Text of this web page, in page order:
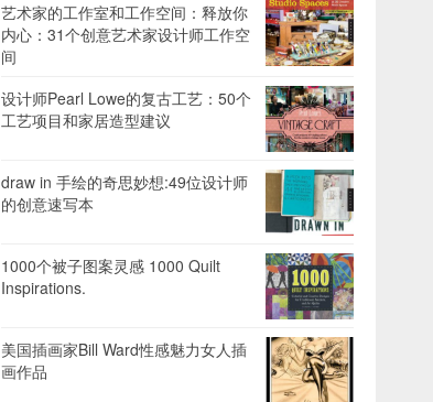
艺术家的工作室和工作空间：释放你
内心：31个创意艺术家设计师工作空
间
设计师Pearl Lowe的复古工艺：50个
工艺项目和家居造型建议
draw in 手绘的奇思妙想:49位设计师
的创意速写本
1000个被子图案灵感 1000 Quilt
Inspirations.
美国插画家Bill Ward性感魅力女人插
画作品